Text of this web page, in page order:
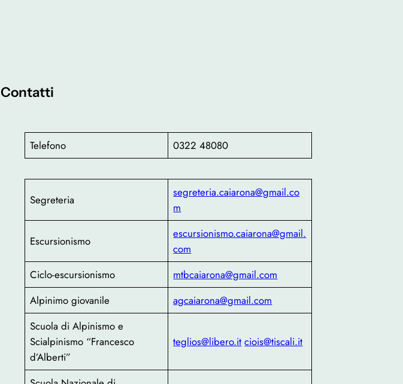
Contatti
Telefono 0322 48080
Segreteria
segreteria.caiarona@gmail.co
m
Escursionismo
escursionismo.caiarona@gmail.
com
Ciclo-escursionismo
mtbcaiarona@gmail.com
Alpinimo giovanile
agcaiarona@gmail.com
Scuola di Alpinismo e
Scialpinismo “Francesco
d’Alberti”
teglios@libero.it ciois@tiscali.it